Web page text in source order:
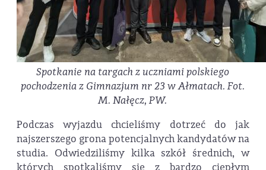
Spotkanie na targach z uczniami polskiego
pochodzenia z Gimnazjum nr 23 w Ałmatach. Fot.
M. Nałęcz, PW.
Podczas wyjazdu chcieliśmy dotrzeć do jak
najszerszego grona potencjalnych kandydatów na
studia. Odwiedziliśmy kilka szkół średnich, w